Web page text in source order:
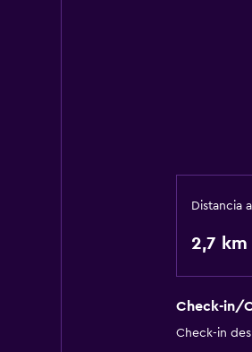
Distancia
2,7 km
Check-in/
Check-in